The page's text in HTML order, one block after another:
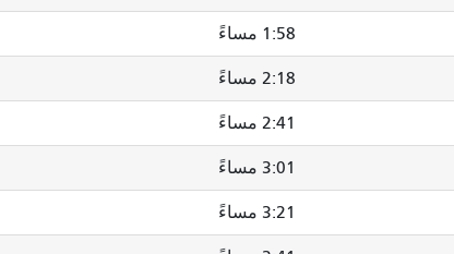
1:58 مساءً
2:18 مساءً
2:41 مساءً
3:01 مساءً
3:21 مساءً